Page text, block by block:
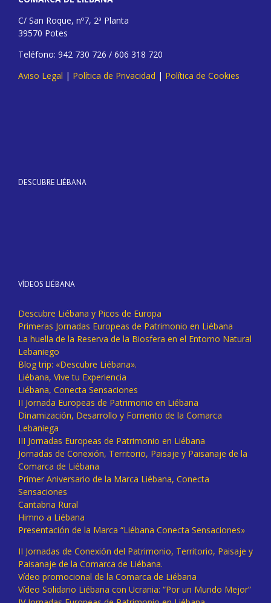
C/ San Roque, nº7, 2ª Planta
39570 Potes
Teléfono: 942 730 726 / 606 318 720
Aviso Legal | Política de Privacidad | Política de Cookies
DESCUBRE LIÉBANA
VÍDEOS LIÉBANA
Descubre Liébana y Picos de Europa
Primeras Jornadas Europeas de Patrimonio en Liébana
La huella de la Reserva de la Biosfera en el Entorno Natural
Lebaniego
Blog trip: «Descubre Liébana».
Liébana, Vive tu Experiencia
Liébana, Conecta Sensaciones
II Jornada Europeas de Patrimonio en Liébana
Dinamización, Desarrollo y Fomento de la Comarca
Lebaniega
III Jornadas Europeas de Patrimonio en Liébana
Jornadas de Conexión, Territorio, Paisaje y Paisanaje de la
Comarca de Liébana
Primer Aniversario de la Marca Liébana, Conecta
Sensaciones
Cantabria Rural
Himno a Liébana
Presentación de la Marca “Liébana Conecta Sensaciones»
II Jornadas de Conexión del Patrimonio, Territorio, Paisaje y
Paisanaje de la Comarca de Liébana.
Vídeo promocional de la Comarca de Liébana
Vídeo Solidario Liébana con Ucrania: “Por un Mundo Mejor”